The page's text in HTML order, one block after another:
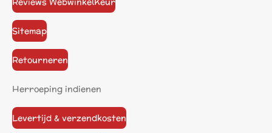
Sitemap
Retourneren
Herroeping indienen
Levertijd & verzendkosten